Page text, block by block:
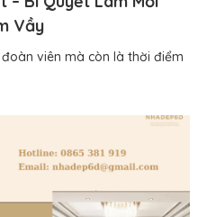
Vầy
viên mà còn là thời điểm